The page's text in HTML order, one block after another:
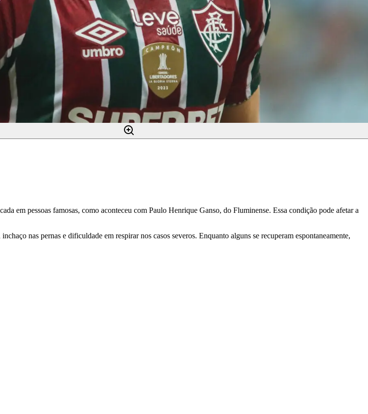
em pessoas famosas, como aconteceu com Paulo Henrique Ganso, do Fluminense. Essa condição pode afetar a
nas pernas e dificuldade em respirar nos casos severos. Enquanto alguns se recuperam espontaneamente,